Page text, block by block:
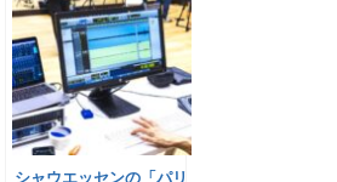
シャウエッセンの「パリ